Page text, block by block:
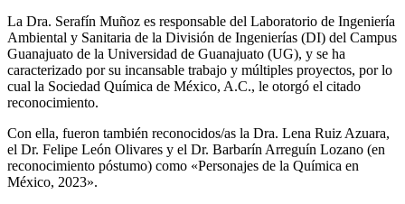
La Dra. Serafín Muñoz es responsable del Laboratorio de Ingeniería
Ambiental y Sanitaria de la División de Ingenierías (DI) del Campus
Guanajuato de la Universidad de Guanajuato (UG), y se ha
caracterizado por su incansable trabajo y múltiples proyectos, por lo
cual la Sociedad Química de México, A.C., le otorgó el citado
reconocimiento.
Con ella, fueron también reconocidos/as la Dra. Lena Ruiz Azuara,
el Dr. Felipe León Olivares y el Dr. Barbarín Arreguín Lozano (en
reconocimiento póstumo) como «Personajes de la Química en
México, 2023».